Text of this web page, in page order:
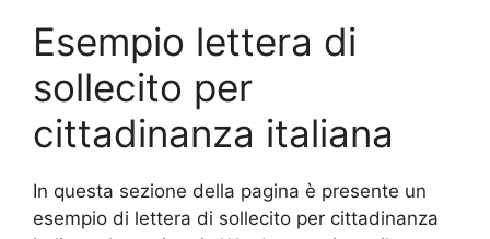
Esempio lettera di
sollecito per
cittadinanza italiana
In questa sezione della pagina è presente un
esempio di lettera di sollecito per cittadinanza